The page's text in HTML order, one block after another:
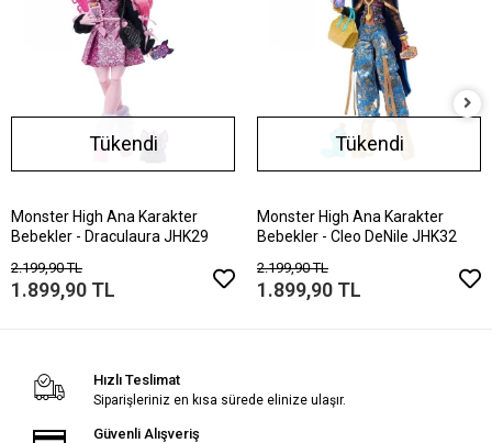
Tükendi
Monster High Ana Karakter
Bebekler - Draculaura JHK29
2.199,90 TL
1.899,90 TL
Tükendi
Monster High Ana Karakter
Bebekler - Cleo DeNile JHK32
2.199,90 TL
1.899,90 TL
Hızlı Teslimat
Siparişleriniz en kısa sürede elinize ulaşır.
Güvenli Alışveriş